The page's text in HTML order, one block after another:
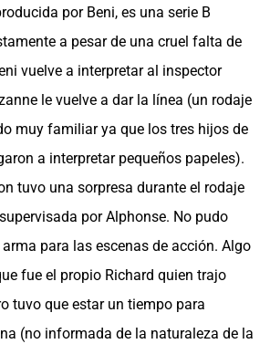
por Beni, es una serie B
a pesar de una cruel falta de
vuelve a interpretar al inspector
le vuelve a dar la línea (un rodaje
muy familiar ya que los tres hijos de
a interpretar pequeños papeles).
tuvo una sorpresa durante el rodaje
por Alphonse. No pudo
para las escenas de acción. Algo
fue el propio Richard quien trajo
tuvo que estar un tiempo para
(no informada de la naturaleza de la